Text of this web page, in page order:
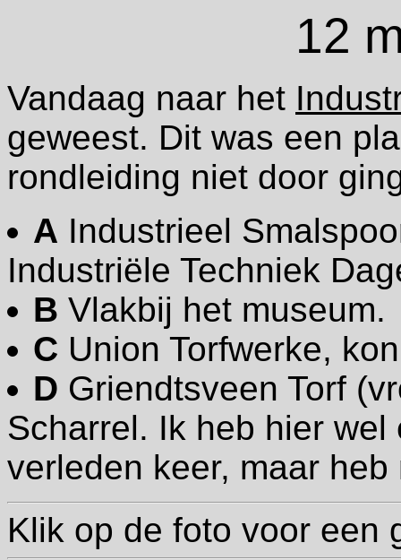
12
Vandaag naar het
geweest. Dit was een
rondleiding niet door
A Industrieel
Industriële Techniek
B Vlakbij het museum.
C Union Torfwerke,
D Griendtsveen Torf
Scharrel. Ik heb hier
verleden keer, maar
Klik op de foto voor een